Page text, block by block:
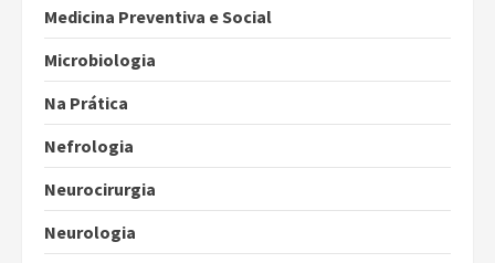
Medicina Preventiva e Social
Microbiologia
Na Prática
Nefrologia
Neurocirurgia
Neurologia